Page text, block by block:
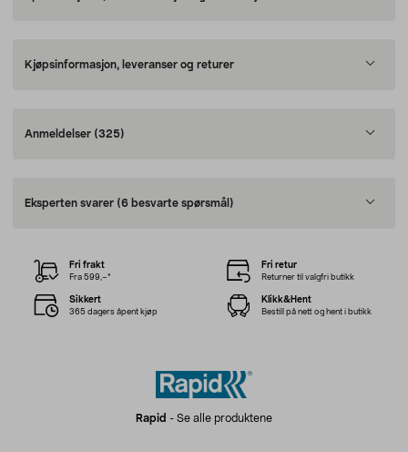
Kjøpsinformasjon, leveranser og returer
Anmeldelser (325)
Eksperten svarer (6 besvarte spørsmål)
Rapid - Se alle produktene
Fri frakt
Fra 599,–*
Fri retur
Returner til valgfri butikk
Sikkert
365 dagers åpent kjøp
Klikk&Hent
Bestill på nett og hent i butikk